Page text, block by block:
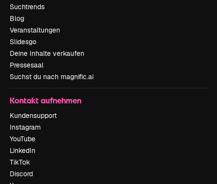
Suchtrends
Blog
Veranstaltungen
Slidesgo
Deine Inhalte verkaufen
Pressesaal
Suchst du nach magnific.ai
Kontakt aufnehmen
Kundensupport
Instagram
YouTube
LinkedIn
TikTok
Discord